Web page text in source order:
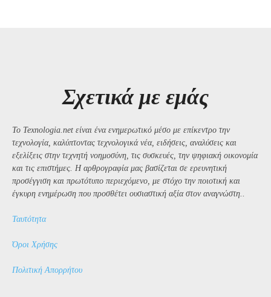
Σχετικά με εμάς
Το Texnologia.net είναι ένα ενημερωτικό μέσο με επίκεντρο την
τεχνολογία, καλύπτοντας τεχνολογικά νέα, ειδήσεις, αναλύσεις και
εξελίξεις στην τεχνητή νοημοσύνη, τις συσκευές, την ψηφιακή οικονομία
και τις επιστήμες. Η αρθρογραφία μας βασίζεται σε ερευνητική
προσέγγιση και πρωτότυπο περιεχόμενο, με στόχο την ποιοτική και
έγκυρη ενημέρωση που προσθέτει ουσιαστική αξία στον αναγνώστη..
Ταυτότητα
Όροι Χρήσης
Πολιτική Απορρήτου